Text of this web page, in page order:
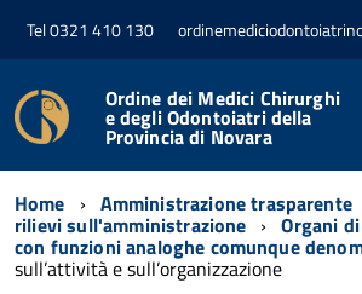
Tel 0321 410 130
Ordine dei Medici Chirurghi
e degli Odontoiatri della
Provincia di Novara
Home Amministrazione trasparente
rilievi sull'amministrazione Organi
con funzioni analoghe comunque
sull’attività e sull’organizzazione